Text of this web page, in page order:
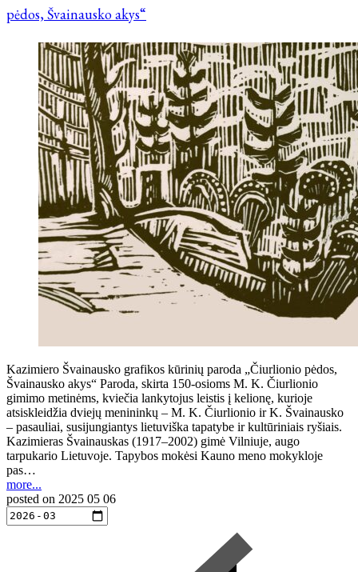
pėdos, Švainausko akys“
Kazimiero Švainausko grafikos kūrinių paroda „Čiurlionio pėdos,
Švainausko akys“ Paroda, skirta 150-osioms M. K. Čiurlionio
gimimo metinėms, kviečia lankytojus leistis į kelionę, kurioje
atsiskleidžia dviejų menininkų – M. K. Čiurlionio ir K. Švainausko
– pasauliai, susijungiantys lietuviška tapatybe ir kultūriniais ryšiais.
Kazimieras Švainauskas (1917–2002) gimė Vilniuje, augo
tarpukario Lietuvoje. Tapybos mokėsi Kauno meno mokykloje
pas…
more...
posted on 2025 05 06